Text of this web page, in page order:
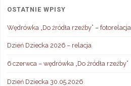
OSTATNIE WPISY
Wędrówka „Do źródła rzeźby” – fotorelacja
Dzień Dziecka 2026 – relacja
6 czerwca – wędrówka „Do źródła rzeźby”
Dzień Dziecka 30.05.2026